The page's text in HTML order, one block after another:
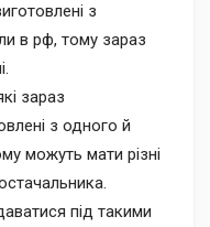
з
в рф, тому зараз
зараз
з одного й
можуть мати різні
під такими